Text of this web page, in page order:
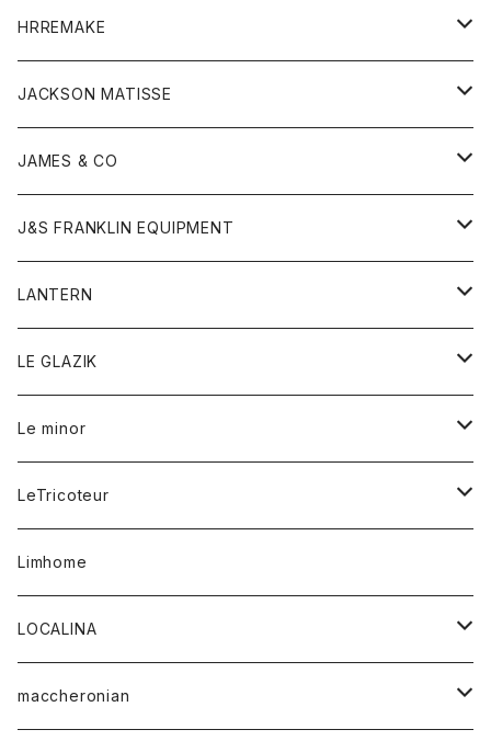
コート
フリース
ウォレット
ストール
マフラー
リング
キッズ
Tシャツ
グッズ
アンダーウェア
靴
バンダナ
トップス
カーディガン
ジャケット
タンクトップ
Tシャツ
ボトム
オーバーオール
ショートパンツ
レディース
アウター
カーディガン
セーター
カーディガン
コート
キッズ
Tシャツ
ロンパース
グッズ
靴
ストール
トップス
カットソー
シャツ
ボトム
オーバーオール
ショートパンツ
レディース
オーバーオール
シャツ
ワンピース
ワンピース
ブラウス
ワンピース
HRREMAKE
バック
キッズ
トレーナー
トップス
Gジャケット
スウェット
帽子
JACKSON MATISSE
Tシャツ
帽子
JAMES & CO
ボトム
J&S FRANKLIN EQUIPMENT
アウター
LANTERN
アウター
Tシャツ
LE GLAZIK
レディース
コート
シャツ
Le minor
ボトム
スカート
パンツ
レディース
アウター
カットソー
トップス
シャツ
LeTricoteur
カーディガン
Limhome
LOCALINA
ロングスリーブテーシャツ
maccheronian